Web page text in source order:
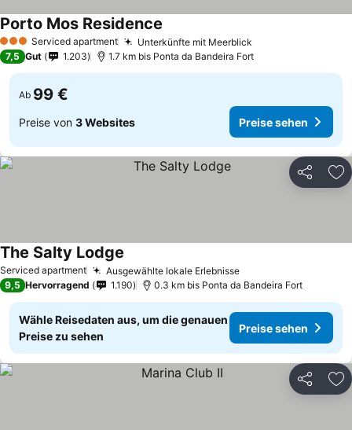
3 SterneServiced apartment Unterkünfte mit Meerblick
Porto Mos Residence
7,5 Gut 1.203 1.7 km bis Ponta da Bandeira Fort
Ab 99 €
Preise von 3 Websites Preise sehen
Teilen
Serviced apartment Ausgewählte lokale Erlebnisse
The Salty Lodge
9,5 Hervorragend 1.190 0.3 km bis Ponta da Bandeira Fort
Wähle Reisedaten aus, um die genauen
Preise zu sehen
Preise sehen
Teilen